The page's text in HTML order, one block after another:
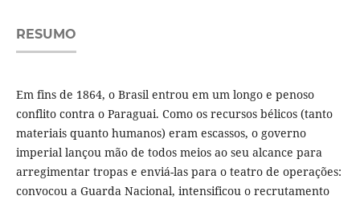
RESUMO
Em fins de 1864, o Brasil entrou em um longo e penoso
conflito contra o Paraguai. Como os recursos bélicos (tanto
materiais quanto humanos) eram escassos, o governo
imperial lançou mão de todos meios ao seu alcance para
arregimentar tropas e enviá-las para o teatro de operações:
convocou a Guarda Nacional, intensificou o recrutamento